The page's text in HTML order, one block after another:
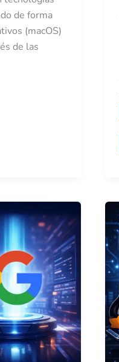
de forma
(macOS)
de las